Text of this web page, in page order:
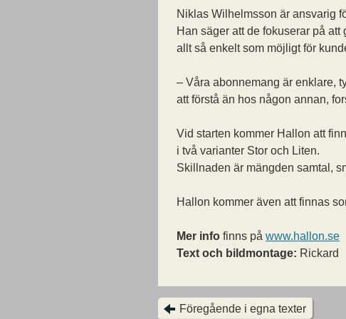
Niklas Wilhelmsson är ansvarig
Han säger att de fokuserar på att
allt så enkelt som möjligt för
– Våra abonnemang är enklare,
att förstå än hos någon annan,
Vid starten kommer Hallon att
i två varianter Stor och Liten.
Skillnaden är mängden samtal,
Hallon kommer även att finnas
Mer info finns på www.hallon.se
Text och bildmontage: Rickard
Föregående i egna texter